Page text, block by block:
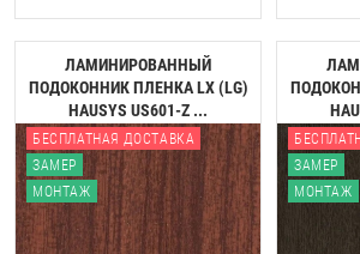
ЛАМИНИРОВАННЫЙ
ПОДОКОННИК ПЛЕНКА LX (LG)
HAUSYS US601-Z ...
БЕСПЛАТНАЯ ДОСТАВКА
ЗАМЕР
МОНТАЖ
ЗАМЕР
МОНТАЖ